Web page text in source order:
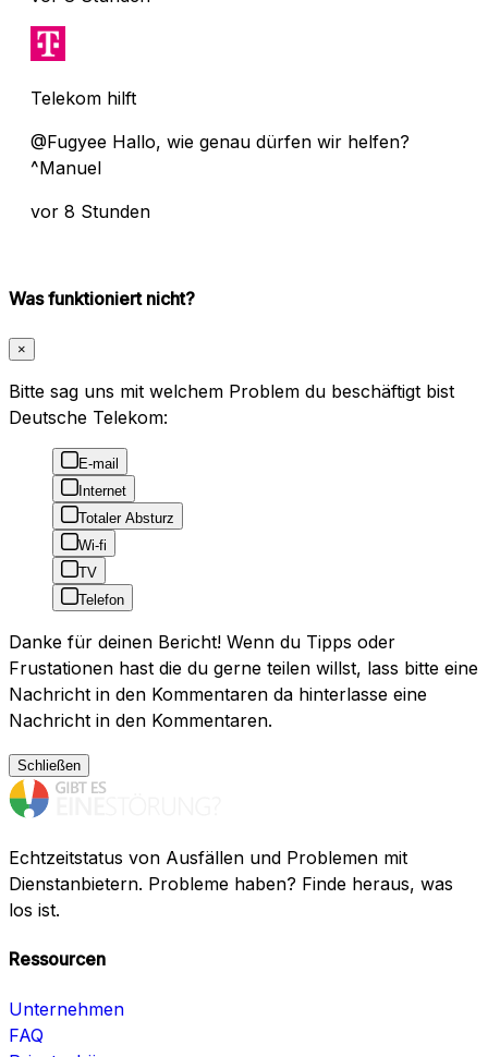
Telekom hilft
@Fugyee Hallo, wie genau dürfen wir helfen?
^Manuel
vor 8 Stunden
Was funktioniert nicht?
×
Bitte sag uns mit welchem Problem du beschäftigt bist
Deutsche Telekom:
E-mail
Internet
Totaler Absturz
Wi-fi
TV
Telefon
Danke für deinen Bericht! Wenn du Tipps oder
Frustationen hast die du gerne teilen willst, lass bitte eine
Nachricht in den Kommentaren da hinterlasse eine
Nachricht in den Kommentaren.
Schließen
Echtzeitstatus von Ausfällen und Problemen mit
Dienstanbietern. Probleme haben? Finde heraus, was
los ist.
Ressourcen
Unternehmen
FAQ